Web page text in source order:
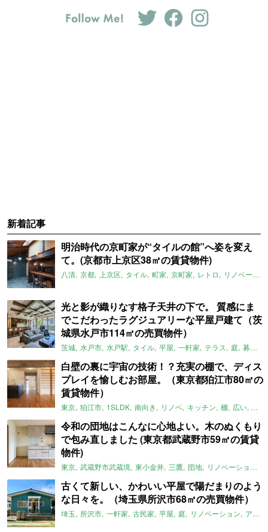
新着記事
明治時代の京町家が“タイルの館”へ姿を変え
て。(京都市上京区38㎡の賃貸物件)
八清 京都 上京区 タイル 町家 京町家 レトロ リノベーション
光と影が織りなす格子天井の下で。 質感にま
でこだわったラグジュアリーな平屋戸建て（茨
城県水戸市114㎡の売買物件）
茨城 水戸市 水戸駅 タイル 平屋 一軒家 テラス 庭 募集中
白壁の裏に宇宙の技術！？充実の棚で、ディス
プレイを愉しむお部屋。（東京都狛江市80㎡の
賃貸物件）
東京 狛江市 1SLDK 南向き リノベ キッチン 棚 広い ガイ
令和の団地はこんなに心地よい。木のぬくもり
で包み直しました (東京都武蔵野市59㎡の賃貸
物件)
東京 武蔵野市武蔵境 東小金井 三鷹 団地 リノベーション
古くて新しい、かわいい平屋で陽だまりのよう
な日々を。（埼玉県所沢市68㎡の売買物件）
埼玉 所沢市 一軒家 古民家 平屋 庭 リノベーション アメリカンハウス